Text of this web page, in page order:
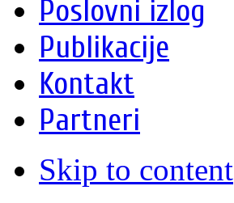
Poslovni izlog
Publikacije
Kontakt
Partneri
Skip to content